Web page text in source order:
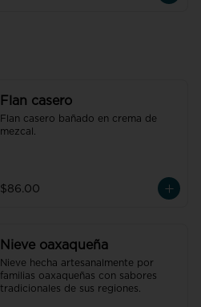
Flan casero
Flan casero bañado en crema de
mezcal.
$86.00
Nieve oaxaqueña
Nieve hecha artesanalmente por
familias oaxaqueñas con sabores
tradicionales de sus regiones.